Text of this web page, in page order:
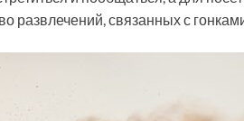
развлечений, связанных с